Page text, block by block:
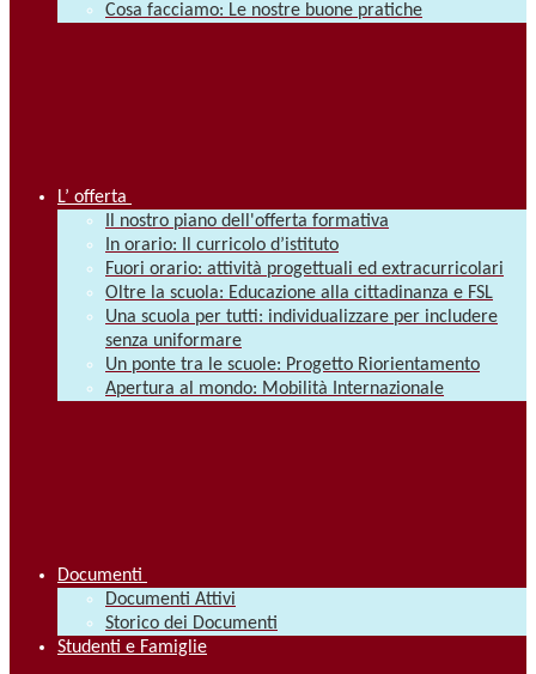
Cosa facciamo: Le nostre buone pratiche
L’ offerta
Il nostro piano dell'offerta formativa
In orario: Il curricolo d’istituto
Fuori orario: attività progettuali ed extracurricolari
Oltre la scuola: Educazione alla cittadinanza e FSL
Una scuola per tutti: individualizzare per includere
senza uniformare
Un ponte tra le scuole: Progetto Riorientamento
Apertura al mondo: Mobilità Internazionale
Documenti
Documenti Attivi
Storico dei Documenti
Studenti e Famiglie